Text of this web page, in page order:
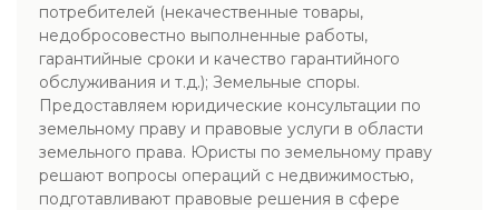
потребителей (некачественные товары,
недобросовестно выполненные работы,
гарантийные сроки и качество гарантийного
обслуживания и т.д.); Земельные споры.
Предоставляем юридические консультации по
земельному праву и правовые услуги в области
земельного права. Юристы по земельному праву
решают вопросы операций с недвижимостью,
подготавливают правовые решения в сфере